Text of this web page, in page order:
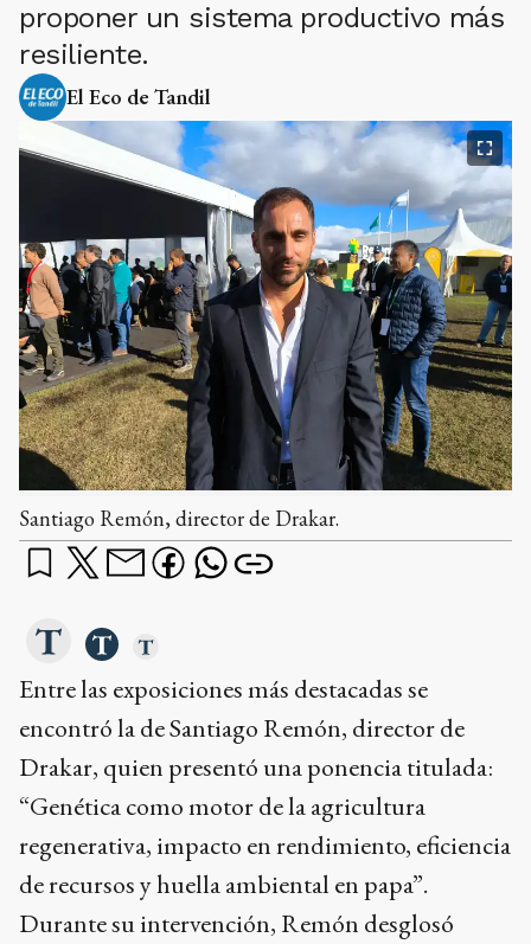
proponer un sistema productivo más
resiliente.
El Eco de Tandil
Santiago Remón, director de Drakar.
Entre las exposiciones más destacadas se
encontró la de Santiago Remón, director de
Drakar, quien presentó una ponencia titulada:
“Genética como motor de la agricultura
regenerativa, impacto en rendimiento, eficiencia
de recursos y huella ambiental en papa”.
Durante su intervención, Remón desglosó